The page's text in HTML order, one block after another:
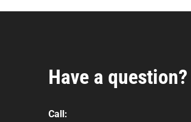
Have a question?
Call: